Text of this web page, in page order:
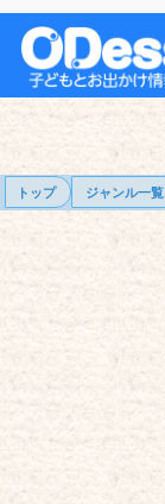
トップ ジャンル一覧